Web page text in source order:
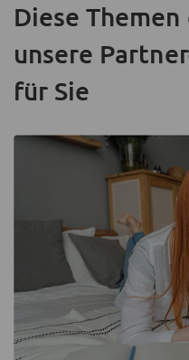
Diese
unsere
für Sie